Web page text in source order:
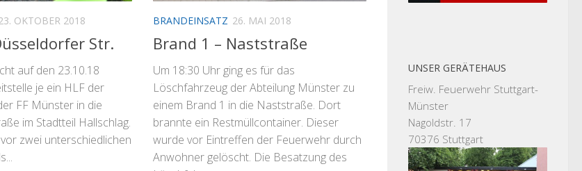
OKTOBER 2018
Str.
auf den 23.10.18
je ein HLF der
FF Münster in die
im Stadtteil Hallschlag.
zwei unterschiedlichen
BRANDEINSATZ 26. MAI 2018
Brand 1 – Naststraße
Um 18:30 Uhr ging es für das
Löschfahrzeug der Abteilung Münster zu
einem Brand 1 in die Naststraße. Dort
brannte ein Restmüllcontainer. Dieser
wurde vor Eintreffen der Feuerwehr durch
Anwohner gelöscht. Die Besatzung des
UNSER GERÄTEHAUS
Freiw. Feuerwehr Stuttgart-
Münster
Nagoldstr. 17
70376 Stuttgart